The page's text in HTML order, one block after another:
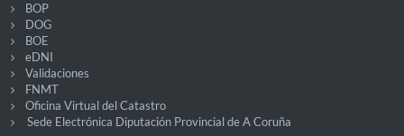
BOP
DOG
BOE
eDNI
Validaciones
FNMT
Oficina Virtual del Catastro
Sede Electrónica Diputación Provincial de A Coruña